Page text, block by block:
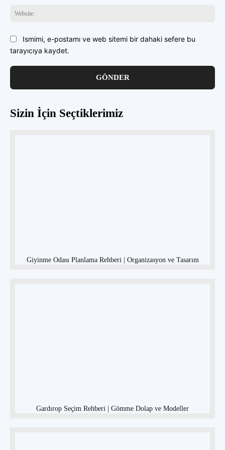
Ismimi, e-postamı ve web sitemi bir dahaki sefere bu
tarayıcıya kaydet.
Sizin İçin Seçtiklerimiz
Giyinme Odası Planlama Rehberi | Organizasyon ve Tasarım
Gardırop Seçim Rehberi | Gömme Dolap ve Modeller